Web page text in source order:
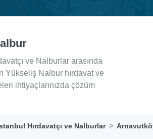
ve Nalburlar arasında
Yükseliş Nalbur hırdavat ve
ihtiyaçlarınızda çözüm
Hırdavatçı ve Nalburlar